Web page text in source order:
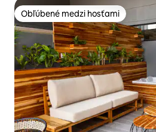
Obľúbené medzi hosťami
Obľúbené medzi hosťami